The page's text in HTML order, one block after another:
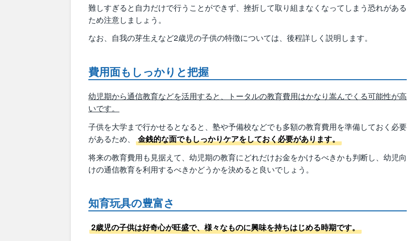
難しすぎると自力だけで行うことができず、挫折して取り組まなくなってしまう恐れがある
ため注意しましょう。
なお、自我の芽生えなど2歳児の子供の特徴については、後程詳しく説明します。
費用面もしっかりと把握
幼児期から通信教育などを活用すると、トータルの教育費用はかなり嵩んでくる可能性が高
いです。
子供を大学まで行かせるとなると、塾や予備校などでも多額の教育費用を準備しておく必要
があるため、
金銭的な面でもしっかりケアをしておく必要があります。
将来の教育費用も見据えて、幼児期の教育にどれだけお金をかけるべきかも判断し、幼児向
けの通信教育を利用するべきかどうかを決めると良いでしょう。
知育玩具の豊富さ
2歳児の子供は好奇心が旺盛で、様々なものに興味を持ちはじめる時期です。